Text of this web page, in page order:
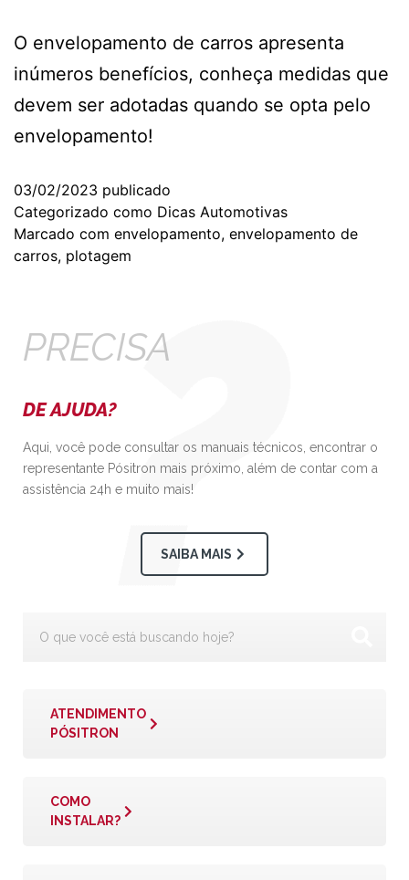
O envelopamento de carros apresenta
inúmeros benefícios, conheça medidas que
devem ser adotadas quando se opta pelo
envelopamento!
03/02/2023 publicado
Categorizado como Dicas Automotivas
Marcado com envelopamento, envelopamento de
carros, plotagem
PRECISA
DE AJUDA?
Aqui, você pode consultar os manuais técnicos, encontrar o
representante Pósitron mais próximo, além de contar com a
assistência 24h e muito mais!
SAIBA MAIS
ATENDIMENTO
PÓSITRON
COMO
INSTALAR?